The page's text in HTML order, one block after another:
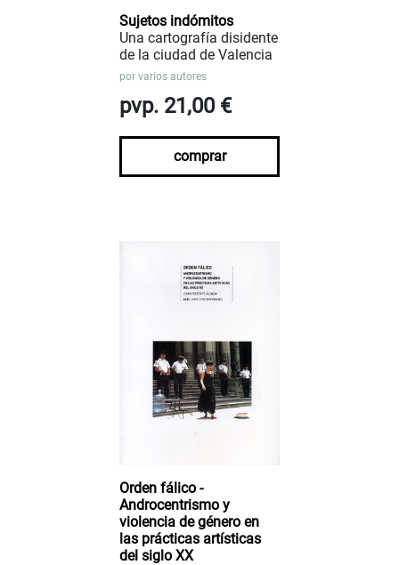
Sujetos indómitos
Una cartografía disidente
de la ciudad de Valencia
por varios autores
pvp. 21,00 €
comprar
Orden fálico -
Androcentrismo y
violencia de género en
las prácticas artísticas
del siglo XX